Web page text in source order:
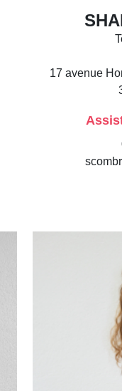
17 avenue